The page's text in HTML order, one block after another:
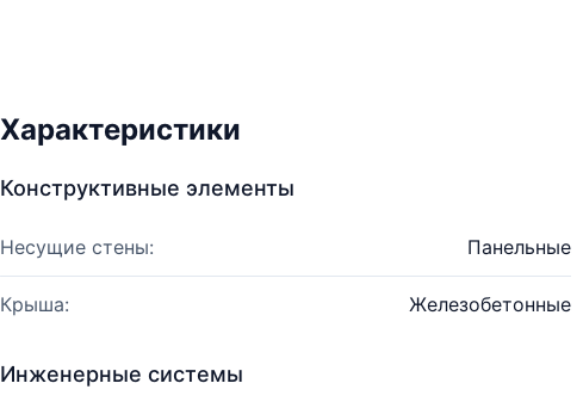
Характеристики
Конструктивные элементы
Несущие стены: Панельные
Крыша: Железобетонные
Инженерные системы